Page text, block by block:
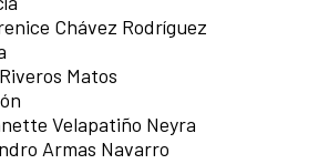
Chávez Rodríguez
Matos
Velapatiño Neyra
Armas Navarro